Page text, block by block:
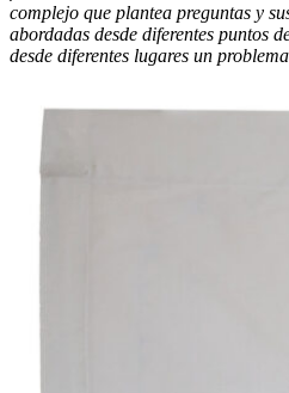
complejo que plantea preguntas y
abordadas desde diferentes puntos
desde diferentes lugares un